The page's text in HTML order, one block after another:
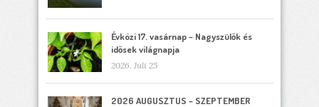
Évközi 17. vasárnap – Nagyszülők és
idősek világnapja
2026. Juli 25
2026 AUGUSZTUS – SZEPTEMBER